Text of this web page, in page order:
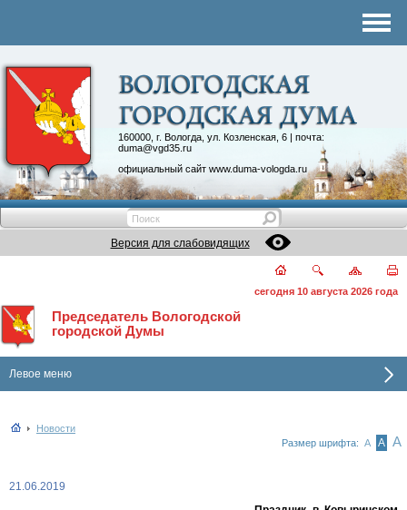
160000, г. Вологда, ул. Козленская, 6 | почта:
duma@vgd35.ru
официальный сайт www.duma-vologda.ru
Контакты
Депутатские объединения
Версия для слабовидящих
сегодня 10 августа 2026 года
Председатель Вологодской
городской Думы
Левое меню
Новости
Размер шрифта: А А А
21.06.2019